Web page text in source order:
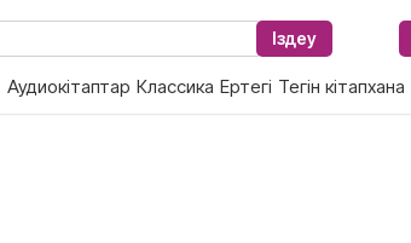
Іздеу
Аудиокітаптар Классика Ертегі Тегін кітапхана